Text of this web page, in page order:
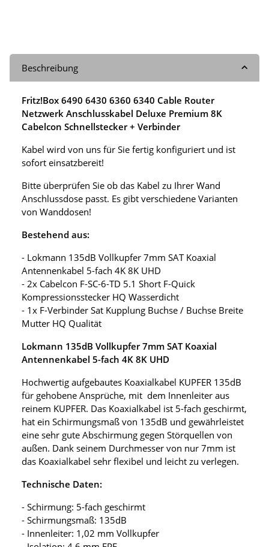
Beschreibung
Fritz!Box 6490 6430 6360 6340 Cable Router
Netzwerk Anschlusskabel Deluxe Premium 8K
Cabelcon Schnellstecker + Verbinder
Kabel wird von uns für Sie fertig konfiguriert und ist
sofort einsatzbereit!
Bitte überprüfen Sie ob das Kabel zu Ihrer Wand
Anschlussdose passt. Es gibt verschiedene Varianten
von Wanddosen!
Bestehend aus:
- Lokmann 135dB Vollkupfer 7mm SAT Koaxial
Antennenkabel 5-fach 4K 8K UHD
- 2x Cabelcon F-SC-6-TD 5.1 Short F-Quick
Kompressionsstecker HQ Wasserdicht
- 1x F-Verbinder Sat Kupplung Buchse / Buchse Breite
Mutter HQ Qualität
Lokmann 135dB Vollkupfer 7mm SAT Koaxial
Antennenkabel 5-fach 4K 8K UHD
Hochwertig aufgebautes Koaxialkabel KUPFER 135dB
für gehobene Ansprüche, mit dem Innenleiter aus
reinem KUPFER. Das Koaxialkabel ist 5-fach geschirmt,
hat ein Schirmungsmaß von 135dB und gewährleistet
eine sehr gute Abschirmung gegen Störquellen von
außen. Dank seinem Durchmesser von nur 7mm ist
das Koaxialkabel sehr flexibel und leicht zu verlegen.
Technische Daten:
- Schirmung: 5-fach geschirmt
- Schirmungsmaß: 135dB
- Innenleiter: 1,02 mm Vollkupfer